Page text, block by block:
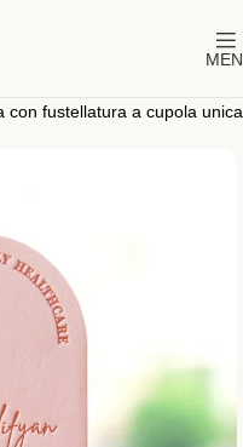
con fustellatura a cupola unica